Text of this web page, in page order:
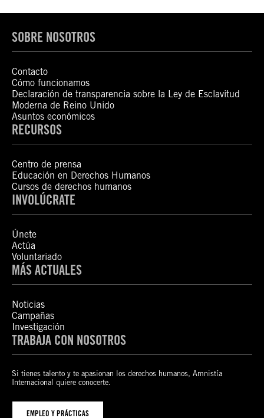
SOBRE NOSOTROS
Contacto
Cómo funcionamos
Declaración de transparencia sobre la Ley de Esclavitud
Moderna de Reino Unido
Asuntos económicos
RECURSOS
Centro de prensa
Educación en Derechos Humanos
Cursos de derechos humanos
INVOLÚCRATE
Únete
Actúa
Voluntariado
MÁS ACTUALES
Noticias
Campañas
Investigación
TRABAJA CON NOSOTROS
Si tienes talento y te apasionan los derechos humanos, Amnistía
Internacional quiere conocerte.
EMPLEO Y PRÁCTICAS